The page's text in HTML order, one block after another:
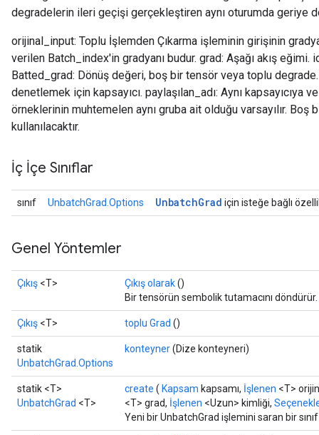
degradelerin ileri geçişi gerçekleştiren aynı oturumda geriye
orijinal_input: Toplu İşlemden Çıkarma işleminin girişinin
verilen Batch_index'in gradyanı budur. grad: Aşağı akış eğimi.
Batted_grad: Dönüş değeri, boş bir tensör veya toplu degrade.
denetlemek için kapsayıcı. paylaşılan_adı: Aynı kapsayıcıya
örneklerinin muhtemelen aynı gruba ait olduğu varsayılır. Boş
kullanılacaktır.
İç İçe Sınıflar
sınıf UnbatchGrad.Options UnbatchGrad için isteğe bağlı
Genel Yöntemler
Çıkış <T> Çıkış olarak()
Bir tensörün sembolik tutamacını döndürür.
Çıkış <T> toplu Grad ()
statik
UnbatchGrad.Options
konteyner(Dize konteyneri)
statik <T>
UnbatchGrad <T>
create ( Kapsam kapsamı, İşlenen <T>
<T> grad, İşlenen <Uzun> kimliği,
Yeni bir UnbatchGrad işlemini saran bir